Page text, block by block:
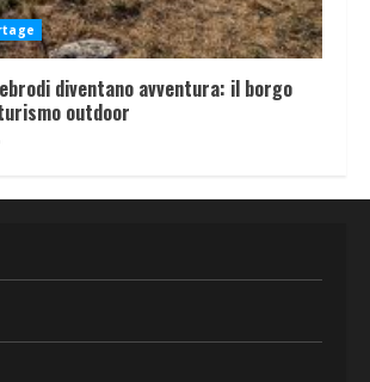
diventano avventura: il borgo
outdoor